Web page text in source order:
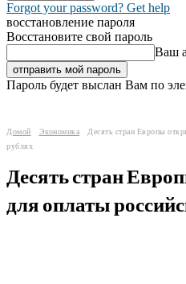
Forgot your password? Get help
восстановление пароля
Восстановите свой пароль
Ваш
Пароль будет выслан Вам по
Домой Экономика
Десять стран Европы
рублях
Десять стран
для оплаты